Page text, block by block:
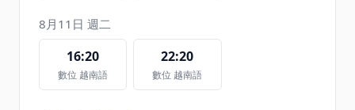
8月11日 週二
16:20
數位 越南語
22:20
數位 越南語